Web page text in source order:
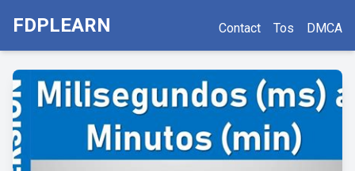
FDPLEARN Contact Tos DMCA